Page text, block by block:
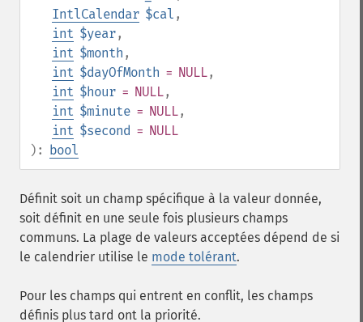
IntlCalendar $cal ,
int $year,
int $month ,
int $dayOfMonth = NULL,
int $hour = NULL,
int $minute = NULL,
int $second = NULL
): bool
Définit soit un champ spécifique à la valeur donnée,
soit définit en une seule fois plusieurs champs
communs. La plage de valeurs acceptées dépend de si
le calendrier utilise le mode tolérant.
Pour les champs qui entrent en conflit, les champs
définis plus tard ont la priorité.